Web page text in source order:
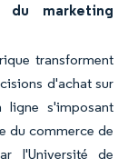
du marketing
transforment
d'achat sur
ligne s'imposant
du commerce de
l'Université de